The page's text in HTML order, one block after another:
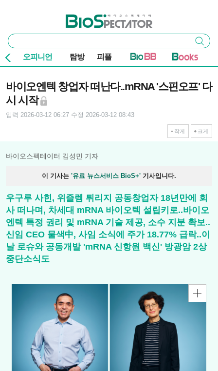
바이오스펙테이터
통
합
검
색
검색
오피니언 탐방 피플
바이오엔텍 창업자 떠난다..mRNA '스핀오프' 다
시 시작
입력 2026-03-12 06:27 수정 2026-03-12 08:43
작게 크게
바이오스펙테이터 김성민 기자
이 기사는 '유료 뉴스서비스 BioS+' 기사입니다.
우구루 사힌, 위즐렘 튀리지 공동창업자 18년만에 회
사 떠나며, 차세대 mRNA 바이오텍 설립키로..바이오
엔텍 특정 권리 및 mRNA 기술 제공, 소수 지분 확보..
신임 CEO 물색中, 사임 소식에 주가 18.77% 급락..이
날 로슈와 공동개발 'mRNA 신항원 백신' 방광암 2상
중단소식도